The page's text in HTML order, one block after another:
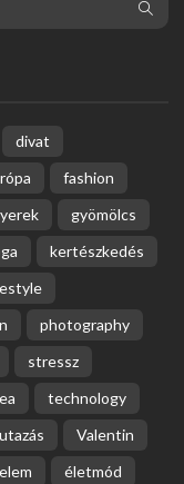
divat
fashion
gyömölcs
kertészkedés
photography
stressz
technology
utazás
Valentin
életmód